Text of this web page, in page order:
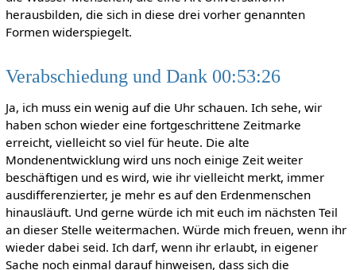
herausbilden, die sich in diese drei vorher genannten
Formen widerspiegelt.
Verabschiedung und Dank 00:53:26
Ja, ich muss ein wenig auf die Uhr schauen. Ich sehe, wir
haben schon wieder eine fortgeschrittene Zeitmarke
erreicht, vielleicht so viel für heute. Die alte
Mondenentwicklung wird uns noch einige Zeit weiter
beschäftigen und es wird, wie ihr vielleicht merkt, immer
ausdifferenzierter, je mehr es auf den Erdenmenschen
hinausläuft. Und gerne würde ich mit euch im nächsten Teil
an dieser Stelle weitermachen. Würde mich freuen, wenn ihr
wieder dabei seid. Ich darf, wenn ihr erlaubt, in eigener
Sache noch einmal darauf hinweisen, dass sich die